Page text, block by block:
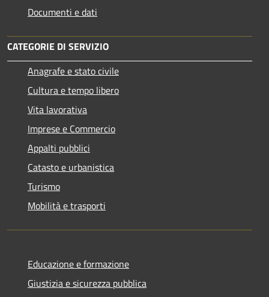
Documenti e dati
CATEGORIE DI SERVIZIO
Anagrafe e stato civile
Cultura e tempo libero
Vita lavorativa
Imprese e Commercio
Appalti pubblici
Catasto e urbanistica
Turismo
Mobilità e trasporti
Educazione e formazione
Giustizia e sicurezza pubblica